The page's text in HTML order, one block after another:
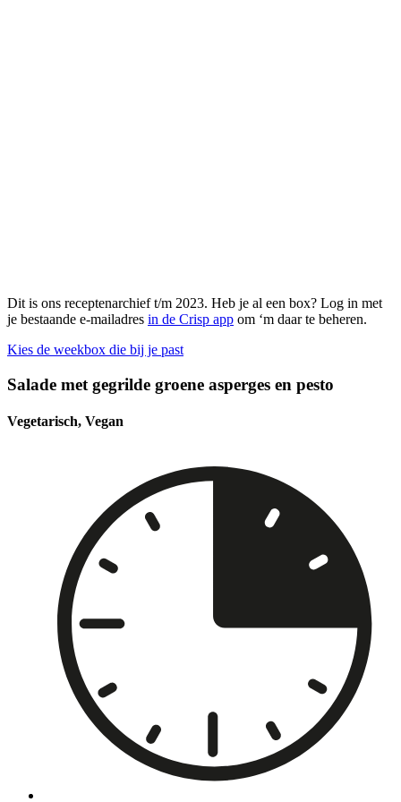
Dit is ons receptenarchief t/m 2023. Heb je al een box? Log in met
je bestaande e-mailadres in de Crisp app om ‘m daar te beheren.
Kies de weekbox die bij je past
Salade met gegrilde groene asperges en pesto
Vegetarisch, Vegan